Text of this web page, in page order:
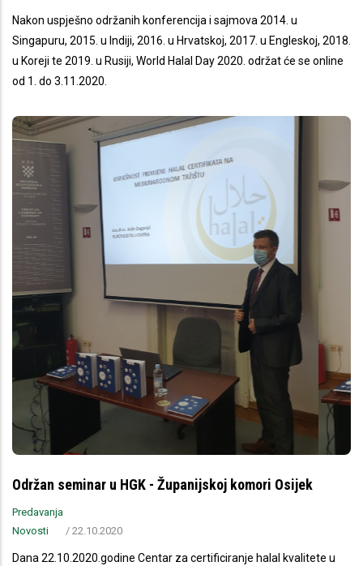
Nakon uspješno održanih konferencija i sajmova 2014. u
Singapuru, 2015. u Indiji, 2016. u Hrvatskoj, 2017. u Engleskoj, 2018.
u Koreji te 2019. u Rusiji, World Halal Day 2020. održat će se online
od 1. do 3.11.2020.
Održan seminar u HGK - Županijskoj komori Osijek
Predavanja
Novosti
/ 22.10.2020
Dana 22.10.2020.godine Centar za certificiranje halal kvalitete u